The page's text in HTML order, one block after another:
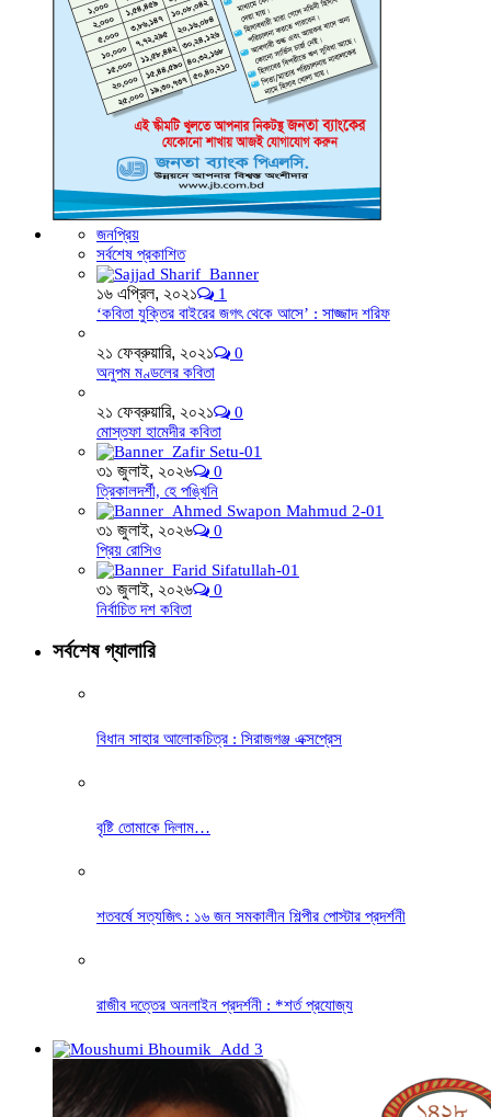
জনপ্রিয়
সর্বশেষ প্রকাশিত
১৬ এপ্রিল, ২০২১
1
‘কবিতা যুক্তির বাইরের জগৎ থেকে আসে’ : সাজ্জাদ শরিফ
২১ ফেব্রুয়ারি, ২০২১
0
অনুপম মণ্ডলের কবিতা
২১ ফেব্রুয়ারি, ২০২১
0
মোস্তফা হামেদীর কবিতা
৩১ জুলাই, ২০২৬
0
ত্রিকালদর্শী, হে পঙ্খিনি
৩১ জুলাই, ২০২৬
0
প্রিয় রোসিও
৩১ জুলাই, ২০২৬
0
নির্বাচিত দশ কবিতা
সর্বশেষ গ্যালারি
বিধান সাহার আলোকচিত্র : সিরাজগঞ্জ এক্সপ্রেস
বৃষ্টি তোমাকে দিলাম…
শতবর্ষে সত্যজিৎ : ১৬ জন সমকালীন শিল্পীর পোস্টার প্রদর্শনী
রাজীব দত্তের অনলাইন প্রদর্শনী : *শর্ত প্রযোজ্য